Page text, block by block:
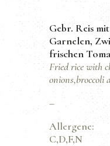
Gebr. Reis
Garnelen,
frischen
Fried rice with
onions,broccoli
–
Allergene:
C,D,F,N